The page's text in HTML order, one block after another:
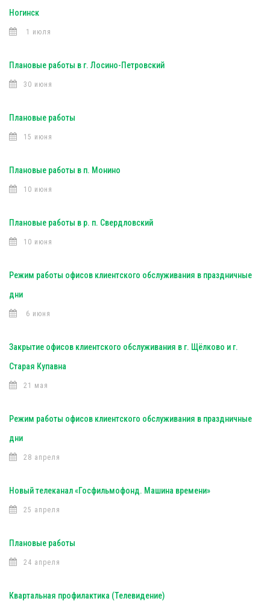
Ногинск
1 июля
Плановые работы в г. Лосино-Петровский
30 июня
Плановые работы
15 июня
Плановые работы в п. Монино
10 июня
Плановые работы в р. п. Свердловский
10 июня
Режим работы офисов клиентского обслуживания в праздничные
дни
6 июня
Закрытие офисов клиентского обслуживания в г. Щёлково и г.
Старая Купавна
21 мая
Режим работы офисов клиентского обслуживания в праздничные
дни
28 апреля
Новый телеканал «Госфильмофонд. Машина времени»
25 апреля
Плановые работы
24 апреля
Квартальная профилактика (Телевидение)